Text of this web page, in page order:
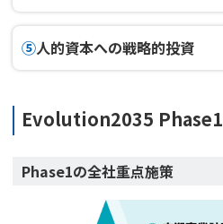
⑤人的資本への戦略的投資
Evolution2035 Phase1
Phase1の全社重点施策